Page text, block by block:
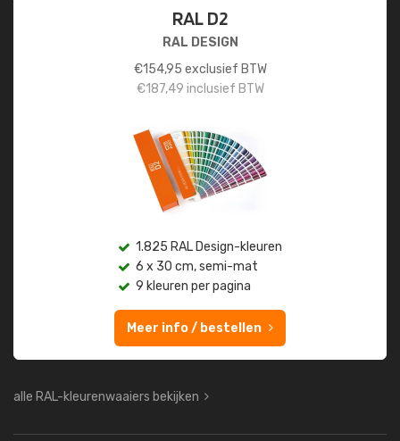
RAL D2
RAL DESIGN
€154,95 exclusief BTW
€187,49 inclusief BTW
1.825 RAL Design-kleuren
6 x 30 cm, semi-mat
9 kleuren per pagina
Meer info / bestellen
alle RAL-kleurenwaaiers bekijken